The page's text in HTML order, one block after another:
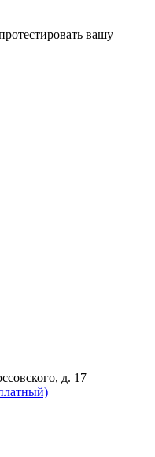
вашу
д. 17